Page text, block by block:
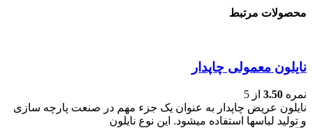
محصولات مرتبط
نایلون معمولی چاپدار
نمره 3.50 از 5
نایلون عریض چاپدار به عنوان یک جزء مهم در صنعت پارچه سازی
و تولید لباسها استفاده میشود. این نوع نایلون